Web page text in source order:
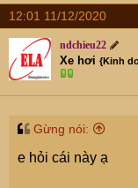
12:01 11/12/2020
ndchieu22
Xe hơi {Kinh
Gừng nói:
e hỏi cái này ạ